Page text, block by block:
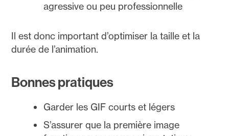
agressive ou peu professionnelle
Il est donc important d’optimiser la taille et la
durée de l’animation.
Bonnes pratiques
Garder les GIF courts et légers
S’assurer que la première image